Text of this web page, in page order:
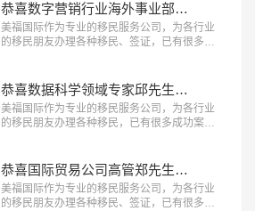
恭喜数字营销行业海外事业部总裁杨先生获批美国L1签证！
美福国际作为专业的移民服务公司，为各行业
的移民朋友办理各种移民、签证，已有很多成
例。…
恭喜数据科学领域专家邱先生获批美国NIW移民！
美福国际作为专业的移民服务公司，为各行业
的移民朋友办理各种移民，已有很多成功案
恭喜国际贸易公司高管郑先生获批美国L1签证！
美福国际作为专业的移民服务公司，为各行业
的移民朋友办理各种移民、签证，已有很多成